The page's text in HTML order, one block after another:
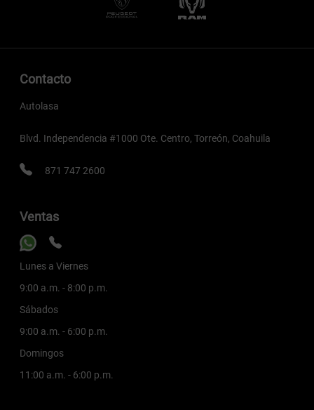
Contacto
Autolasa
Blvd. Independencia #1000 Ote. Centro, Torreón, Coahuila
871 747 2600
Ventas
Lunes a Viernes
9:00 a.m. - 8:00 p.m.
Sábados
9:00 a.m. - 6:00 p.m.
Domingos
11:00 a.m. - 6:00 p.m.